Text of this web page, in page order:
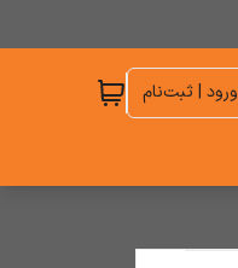
ورود | ثبت‌نام